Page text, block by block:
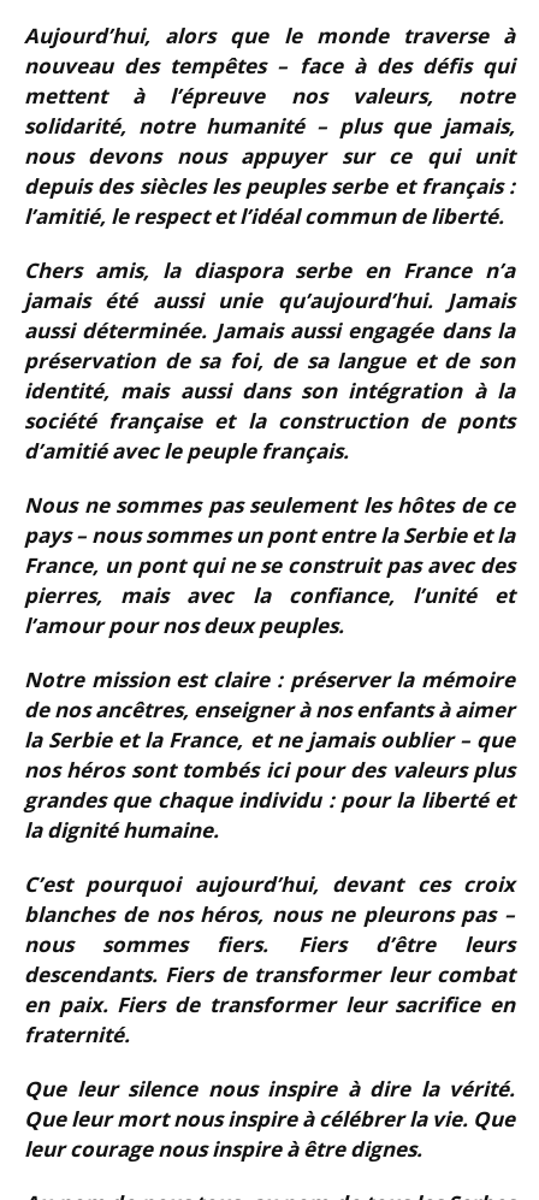
Aujourd’hui, alors que le monde traverse à
nouveau des tempêtes – face à des défis qui
mettent à l’épreuve nos valeurs, notre
solidarité, notre humanité – plus que jamais,
nous devons nous appuyer sur ce qui unit
depuis des siècles les peuples serbe et français :
l’amitié, le respect et l’idéal commun de liberté.
Chers amis, la diaspora serbe en France n’a
jamais été aussi unie qu’aujourd’hui. Jamais
aussi déterminée. Jamais aussi engagée dans la
préservation de sa foi, de sa langue et de son
identité, mais aussi dans son intégration à la
société française et la construction de ponts
d’amitié avec le peuple français.
Nous ne sommes pas seulement les hôtes de ce
pays – nous sommes un pont entre la Serbie et la
France, un pont qui ne se construit pas avec des
pierres, mais avec la confiance, l’unité et
l’amour pour nos deux peuples.
Notre mission est claire : préserver la mémoire
de nos ancêtres, enseigner à nos enfants à aimer
la Serbie et la France, et ne jamais oublier – que
nos héros sont tombés ici pour des valeurs plus
grandes que chaque individu : pour la liberté et
la dignité humaine.
C’est pourquoi aujourd’hui, devant ces croix
blanches de nos héros, nous ne pleurons pas –
nous sommes fiers. Fiers d’être leurs
descendants. Fiers de transformer leur combat
en paix. Fiers de transformer leur sacrifice en
fraternité.
Que leur silence nous inspire à dire la vérité.
Que leur mort nous inspire à célébrer la vie. Que
leur courage nous inspire à être dignes.